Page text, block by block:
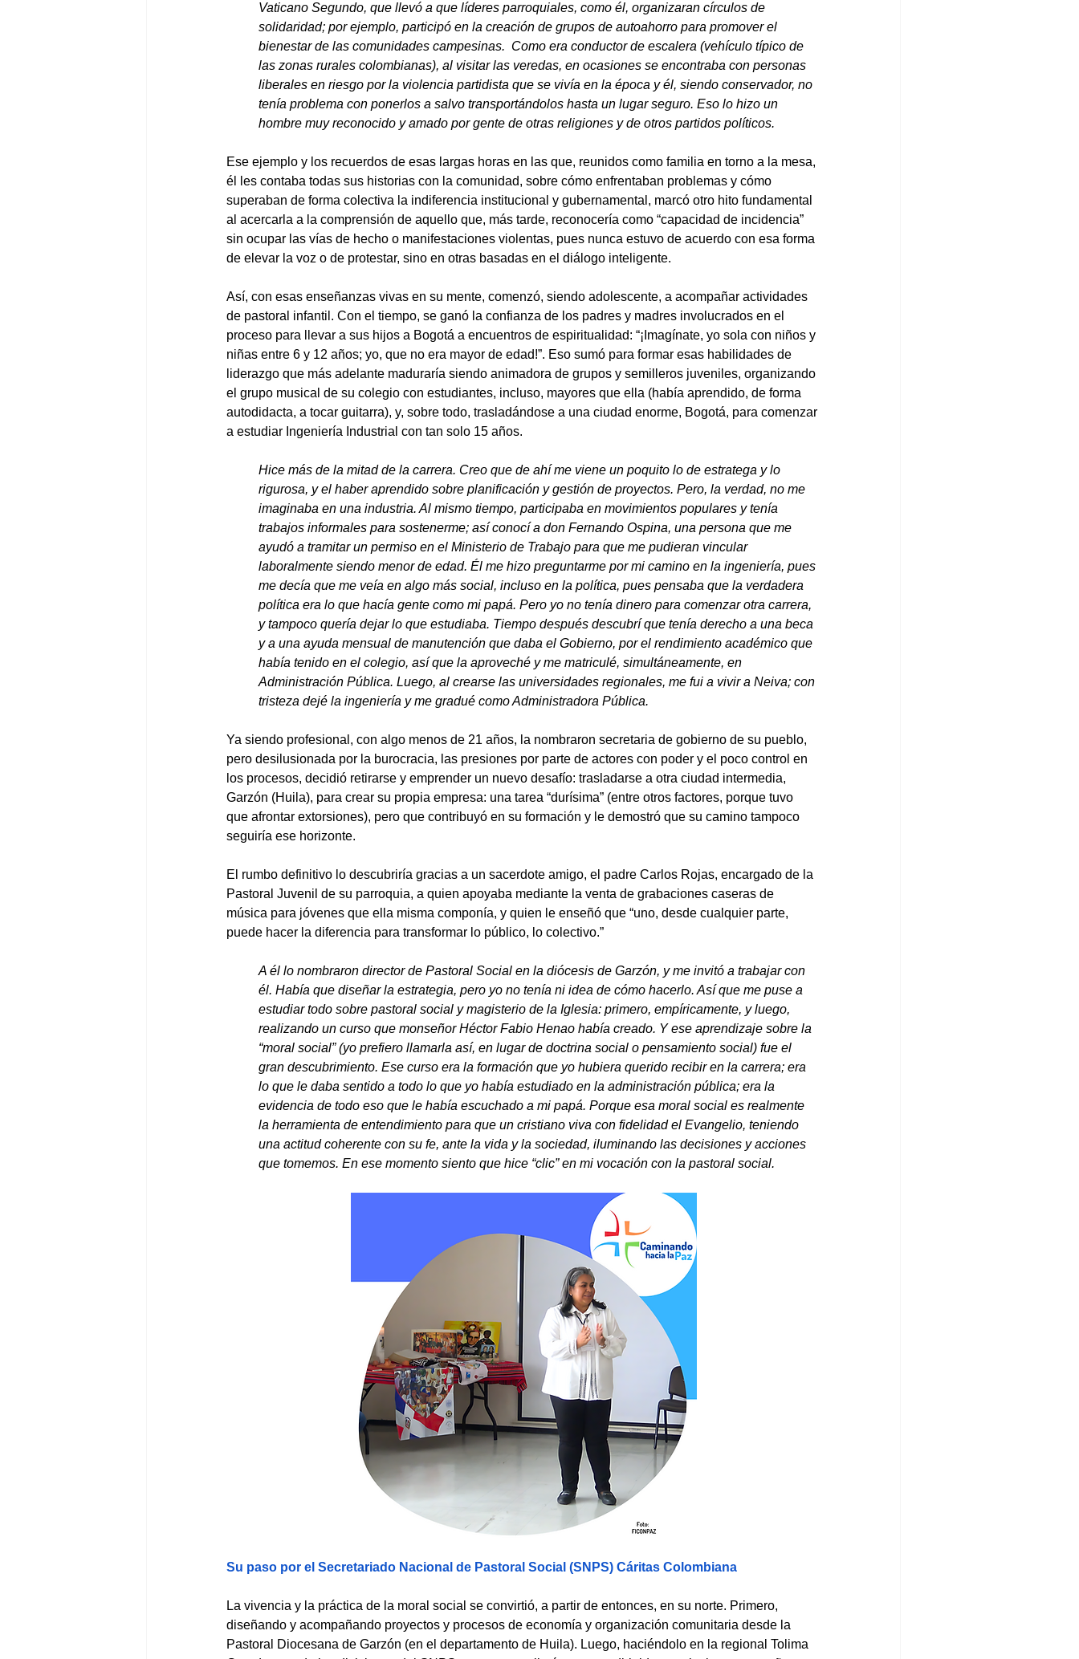
Vaticano Segundo, que llevó a que líderes parroquiales, como él, organizaran círculos de
solidaridad; por ejemplo, participó en la creación de grupos de autoahorro para promover el
bienestar de las comunidades campesinas.  Como era conductor de escalera (vehículo típico de
las zonas rurales colombianas), al visitar las veredas, en ocasiones se encontraba con personas
liberales en riesgo por la violencia partidista que se vivía en la época y él, siendo conservador, no
tenía problema con ponerlos a salvo transportándolos hasta un lugar seguro. Eso lo hizo un
hombre muy reconocido y amado por gente de otras religiones y de otros partidos políticos.
Ese ejemplo y los recuerdos de esas largas horas en las que, reunidos como familia en torno a la mesa,
él les contaba todas sus historias con la comunidad, sobre cómo enfrentaban problemas y cómo
superaban de forma colectiva la indiferencia institucional y gubernamental, marcó otro hito fundamental
al acercarla a la comprensión de aquello que, más tarde, reconocería como “capacidad de incidencia”
sin ocupar las vías de hecho o manifestaciones violentas, pues nunca estuvo de acuerdo con esa forma
de elevar la voz o de protestar, sino en otras basadas en el diálogo inteligente.
Así, con esas enseñanzas vivas en su mente, comenzó, siendo adolescente, a acompañar actividades
de pastoral infantil. Con el tiempo, se ganó la confianza de los padres y madres involucrados en el
proceso para llevar a sus hijos a Bogotá a encuentros de espiritualidad: “¡Imagínate, yo sola con niños y
niñas entre 6 y 12 años; yo, que no era mayor de edad!”. Eso sumó para formar esas habilidades de
liderazgo que más adelante maduraría siendo animadora de grupos y semilleros juveniles, organizando
el grupo musical de su colegio con estudiantes, incluso, mayores que ella (había aprendido, de forma
autodidacta, a tocar guitarra), y, sobre todo, trasladándose a una ciudad enorme, Bogotá, para comenzar
a estudiar Ingeniería Industrial con tan solo 15 años.
Hice más de la mitad de la carrera. Creo que de ahí me viene un poquito lo de estratega y lo
rigurosa, y el haber aprendido sobre planificación y gestión de proyectos. Pero, la verdad, no me
imaginaba en una industria. Al mismo tiempo, participaba en movimientos populares y tenía
trabajos informales para sostenerme; así conocí a don Fernando Ospina, una persona que me
ayudó a tramitar un permiso en el Ministerio de Trabajo para que me pudieran vincular
laboralmente siendo menor de edad. Él me hizo preguntarme por mi camino en la ingeniería, pues
me decía que me veía en algo más social, incluso en la política, pues pensaba que la verdadera
política era lo que hacía gente como mi papá. Pero yo no tenía dinero para comenzar otra carrera,
y tampoco quería dejar lo que estudiaba. Tiempo después descubrí que tenía derecho a una beca
y a una ayuda mensual de manutención que daba el Gobierno, por el rendimiento académico que
había tenido en el colegio, así que la aproveché y me matriculé, simultáneamente, en
Administración Pública. Luego, al crearse las universidades regionales, me fui a vivir a Neiva; con
tristeza dejé la ingeniería y me gradué como Administradora Pública.
Ya siendo profesional, con algo menos de 21 años, la nombraron secretaria de gobierno de su pueblo,
pero desilusionada por la burocracia, las presiones por parte de actores con poder y el poco control en
los procesos, decidió retirarse y emprender un nuevo desafío: trasladarse a otra ciudad intermedia,
Garzón (Huila), para crear su propia empresa: una tarea “durísima” (entre otros factores, porque tuvo
que afrontar extorsiones), pero que contribuyó en su formación y le demostró que su camino tampoco
seguiría ese horizonte.
El rumbo definitivo lo descubriría gracias a un sacerdote amigo, el padre Carlos Rojas, encargado de la
Pastoral Juvenil de su parroquia, a quien apoyaba mediante la venta de grabaciones caseras de
música para jóvenes que ella misma componía, y quien le enseñó que “uno, desde cualquier parte,
puede hacer la diferencia para transformar lo público, lo colectivo.”
A él lo nombraron director de Pastoral Social en la diócesis de Garzón, y me invitó a trabajar con
él. Había que diseñar la estrategia, pero yo no tenía ni idea de cómo hacerlo. Así que me puse a
estudiar todo sobre pastoral social y magisterio de la Iglesia: primero, empíricamente, y luego,
realizando un curso que monseñor Héctor Fabio Henao había creado. Y ese aprendizaje sobre la
“moral social” (yo prefiero llamarla así, en lugar de doctrina social o pensamiento social) fue el
gran descubrimiento. Ese curso era la formación que yo hubiera querido recibir en la carrera; era
lo que le daba sentido a todo lo que yo había estudiado en la administración pública; era la
evidencia de todo eso que le había escuchado a mi papá. Porque esa moral social es realmente
la herramienta de entendimiento para que un cristiano viva con fidelidad el Evangelio, teniendo
una actitud coherente con su fe, ante la vida y la sociedad, iluminando las decisiones y acciones
que tomemos. En ese momento siento que hice “clic” en mi vocación con la pastoral social.
Su paso por el Secretariado Nacional de Pastoral Social (SNPS) Cáritas Colombiana
La vivencia y la práctica de la moral social se convirtió, a partir de entonces, en su norte. Primero,
diseñando y acompañando proyectos y procesos de economía y organización comunitaria desde la
Pastoral Diocesana de Garzón (en el departamento de Huila). Luego, haciéndolo en la regional Tolima